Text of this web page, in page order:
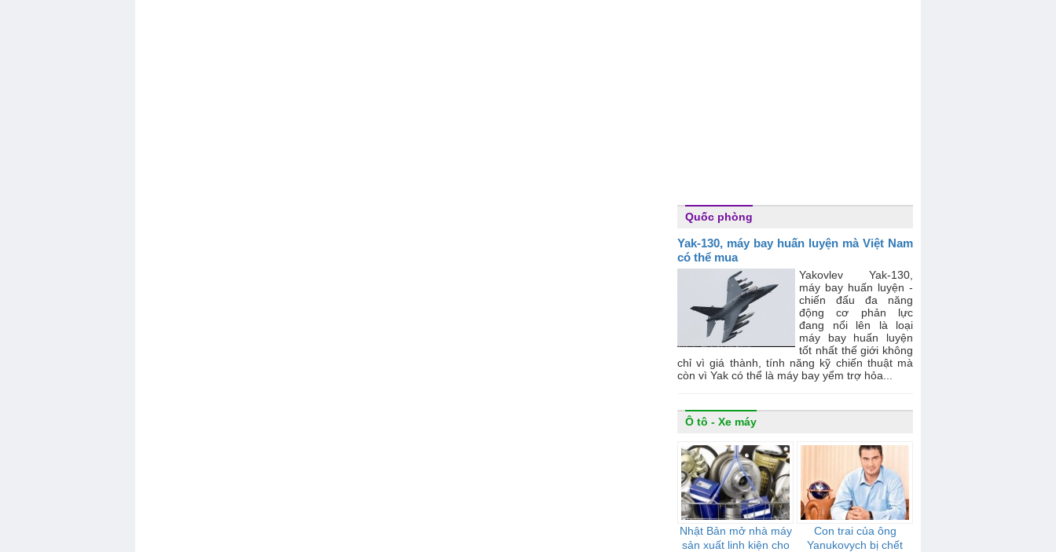
Quốc phòng
Yak-130, máy bay huấn luyện mà Việt Nam
có thể mua
Yakovlev Yak-130,
máy bay huấn luyện -
chiến đấu đa năng
động cơ phản lực
đang nổi lên là loại
máy bay huấn luyện
tốt nhất thế giới không
chỉ vì giá thành, tính năng kỹ chiến thuật mà
còn vì Yak có thể là máy bay yểm trợ hỏa...
Ô tô - Xe máy
Nhật Bản mở nhà máy
sản xuất linh kiện cho
Con trai của ông
Yanukovych bị chết